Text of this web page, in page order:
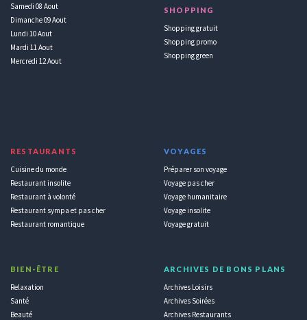
Samedi 08 Aout
Dimanche 09 Aout
Lundi 10 Aout
Mardi 11 Aout
Mercredi 12 Aout
SHOPPING
Shopping gratuit
Shopping promo
Shopping green
RESTAURANTS
Cuisine du monde
Restaurant insolite
Restaurant à volonté
Restaurant sympa et pas cher
Restaurant romantique
BIEN-ÊTRE
Relaxation
Santé
Beauté
VOYAGES
Préparer son voyage
Voyage pas cher
Voyage humanitaire
Voyage insolite
Voyage gratuit
ARCHIVES DE BONS PLANS
Archives Loisirs
Archives Soirées
Archives Restaurants